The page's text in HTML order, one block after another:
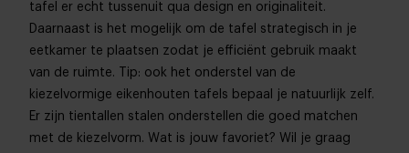
tafel er echt tussenuit qua design en originaliteit.
Daarnaast is het mogelijk om de tafel strategisch in je
eetkamer te plaatsen zodat je efficiënt gebruik maakt
van de ruimte. Tip: ook het onderstel van de
kiezelvormige eikenhouten tafels bepaal je natuurlijk zelf.
Er zijn tientallen stalen onderstellen die goed matchen
met de kiezelvorm. Wat is jouw favoriet? Wil je graag